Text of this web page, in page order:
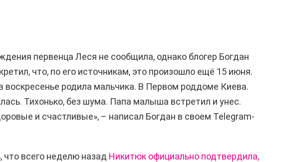
первенца Леся не сообщила, однако блогер Богдан
что, по его источникам, это произошло ещё 15 июня.
воскресенье родила мальчика. В Первом роддоме Киева.
Тихонько, без шума. Папа малыша встретил и унес.
и счастливые», – написал Богдан в своем Telegram-
что всего неделю назад Никитюк официально подтвердила,